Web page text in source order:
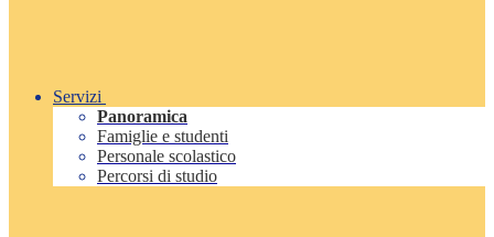
Servizi
Panoramica
Famiglie e studenti
Personale scolastico
Percorsi di studio